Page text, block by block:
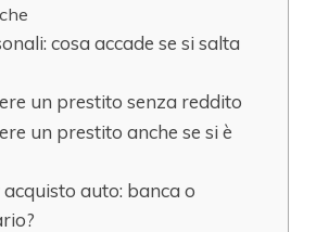
cosa accade se si salta
un prestito senza reddito
un prestito anche se si è
auto: banca o